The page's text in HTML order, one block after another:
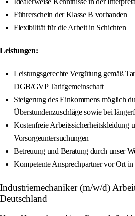
Idealerweise Kenntnisse in der
Führerschein der Klasse B vorhanden
Flexibilität für die Arbeit in Schichten
Leistungen:
Leistungsgerechte Vergütung gemäß
DGB/GVP Tarifgemeinschaft
Steigerung des Einkommens möglich
Überstundenzuschläge sowie bei
Kostenfreie Arbeitssicherheitskleidung
Vorsorgeuntersuchungen
Betreuung und Beratung durch unser
Kompetente Ansprechpartner vor Ort in
Industriemechaniker (m/w/d)
Deutschland